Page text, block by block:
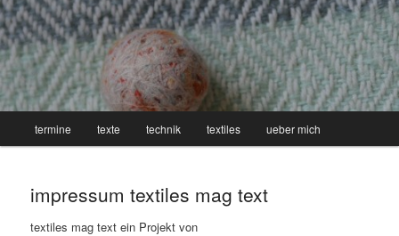
Skip
primary
termine texte technik textiles ueber mich
impressum textiles mag text
textiles mag text ein Projekt von